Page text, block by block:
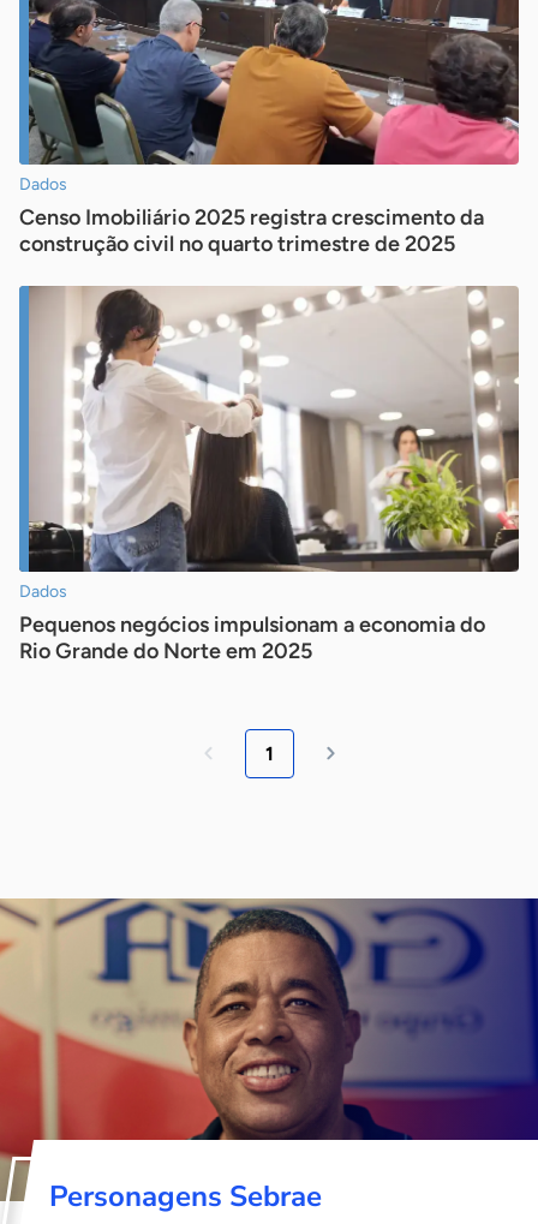
Dados
Censo Imobiliário 2025 registra crescimento da
construção civil no quarto trimestre de 2025
Dados
Pequenos negócios impulsionam a economia do
Rio Grande do Norte em 2025
1
Personagens Sebrae